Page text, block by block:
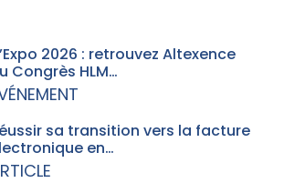
2026 : retrouvez Altexence
Congrès HLM…
sa transition vers la facture
en…